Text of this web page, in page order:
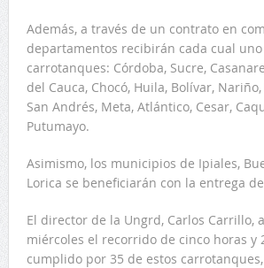
Además, a través de un contrato en
departamentos recibirán cada cual uno
carrotanques: Córdoba, Sucre,
del Cauca, Chocó, Huila, Bolívar,
San Andrés, Meta, Atlántico, Cesar,
Putumayo.
Asimismo, los municipios de Ipiales,
Lorica se beneficiarán con la entrega
El director de la Ungrd, Carlos Carrillo,
miércoles el recorrido de cinco horas y
cumplido por 35 de estos